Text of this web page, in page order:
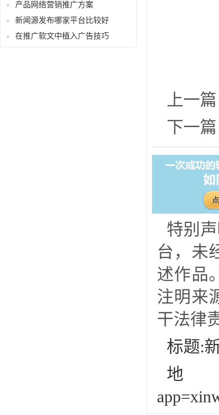
产品网络营销推广方案
新闻源发布哪家平台比较好
在推广软文中植入广告技巧
上一
下一
特别
台，未
述作品
注明来
干法律
标题:
地